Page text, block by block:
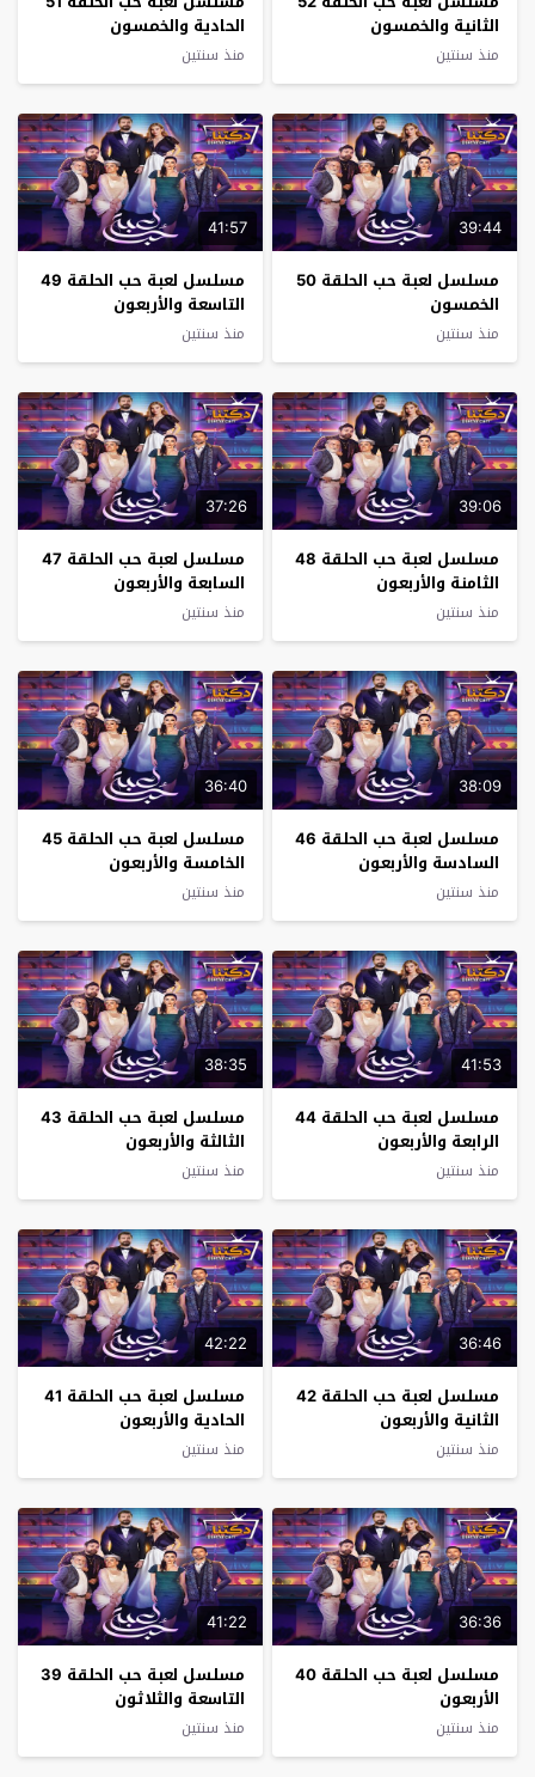
الثانية والخمسون
منذ سنتين
الحادية والخمسون
منذ سنتين
39:44
مسلسل لعبة حب الحلقة 50
الخمسون
منذ سنتين
41:57
مسلسل لعبة حب الحلقة 49
التاسعة والأربعون
منذ سنتين
39:06
مسلسل لعبة حب الحلقة 48
الثامنة والأربعون
منذ سنتين
37:26
مسلسل لعبة حب الحلقة 47
السابعة والأربعون
منذ سنتين
38:09
مسلسل لعبة حب الحلقة 46
السادسة والأربعون
منذ سنتين
36:40
مسلسل لعبة حب الحلقة 45
الخامسة والأربعون
منذ سنتين
41:53
مسلسل لعبة حب الحلقة 44
الرابعة والأربعون
منذ سنتين
38:35
مسلسل لعبة حب الحلقة 43
الثالثة والأربعون
منذ سنتين
36:46
مسلسل لعبة حب الحلقة 42
الثانية والأربعون
منذ سنتين
42:22
مسلسل لعبة حب الحلقة 41
الحادية والأربعون
منذ سنتين
36:36
مسلسل لعبة حب الحلقة 40
الأربعون
منذ سنتين
41:22
مسلسل لعبة حب الحلقة 39
التاسعة والثلاثون
منذ سنتين